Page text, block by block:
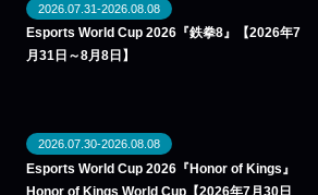
2026.07.31-2026.08.08
Esports World Cup 2026『鉄拳8』【2026年7
月31日～8月8日】
2026.07.30-2026.08.08
Esports World Cup 2026『Honor of Kings』
Honor of Kings World Cup【2026年7月30日